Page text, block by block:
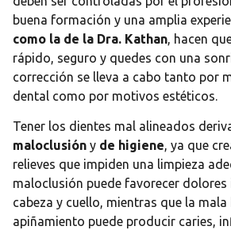
buena formación y una amplia
como la de la Dra. Kathan, hacen
rápido, seguro y quedes con una
corrección se lleva a cabo tanto por
dental como por motivos estéticos.
Tener los dientes mal alineados
maloclusión y de higiene, ya que
relieves que impiden una limpieza
maloclusión puede favorecer
cabeza y cuello, mientras que la mala
apiñamiento puede producir caries,